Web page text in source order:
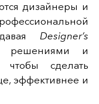
дизайнеры и
Designer’s
решениями и
сделать
эффективнее и